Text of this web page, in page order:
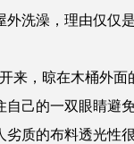
外洗澡，理由仅仅
来，晾在木桶外面
自己的一双眼睛避
劣质的布料透光性